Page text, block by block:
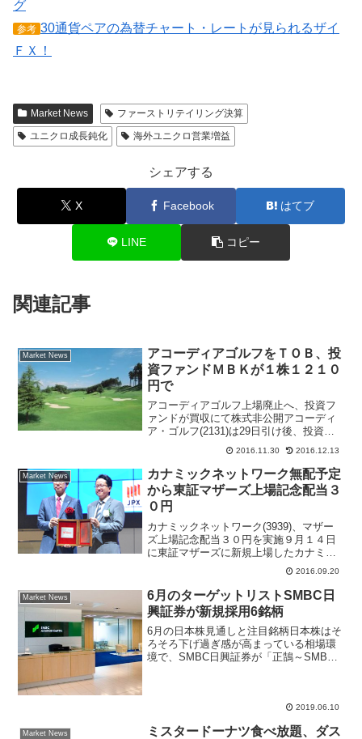
グ
参考 30通貨ペアの為替チャート・レートが見られるザイ
ＦＸ！
Market News
ファーストリテイリング決算
ユニクロ成長鈍化
海外ユニクロ営業増益
シェアする
X Facebook はてブ
LINE コピー
関連記事
Market News
アコーディアゴルフをＴＯＢ、投
資ファンドＭＢＫが１株１２１０
円で
アコーディアゴルフ上場廃止へ、投資フ
ァンドが買収にて株式非公開アコーディ
ア・ゴルフ(2131)は29日引け後、投資フ
ァンドのＭＢＫパートナーズが１株あた
り1210円で買収する発表した。ＴＯＢ
（株式公開買い付け）により完全子会社
する。買付期間...
2016.11.30 2016.12.13
Market News
カナミックネットワーク無配予定
から東証マザーズ上場記念配当３
０円
カナミックネットワーク(3939)、マザー
ズ上場記念配当３０円を実施９月１４日
に東証マザーズに新規上場したカナミッ
クネットワーク(3939)は２０日引け後、
平成２８年９月期の配当予想（期末一
括）について、東証マザーズへの上場を
記念して、１株...
2016.09.20
Market News
6月のターゲットリストSMBC日
興証券が新規採用6銘柄
6月の日本株見通しと注目銘柄日本株はそ
ろそろ下げ過ぎ感が高まっている相場環
境で、SMBC日興証券が「正鵠～SMBC
2019.06.10
Market News
ミスタードーナツ食べ放題、ダス